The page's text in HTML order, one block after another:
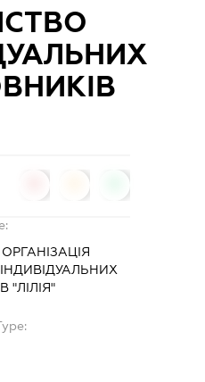
"ЛІЛІЯ"